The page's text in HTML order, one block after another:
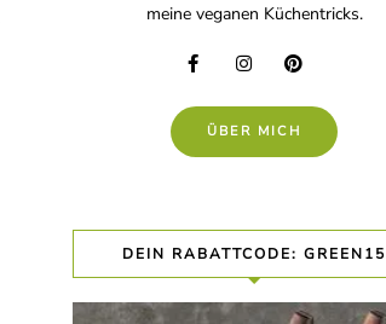
meine veganen Küchentricks.
ÜBER MICH
DEIN RABATTCODE: GREEN15